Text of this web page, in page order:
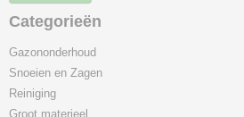
Categorieën
Gazononderhoud
Snoeien en Zagen
Reiniging
Groot materieel